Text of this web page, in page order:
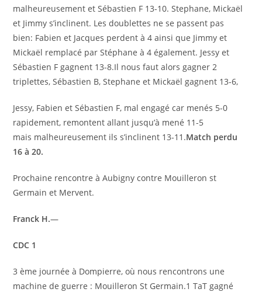
malheureusement et Sébastien F 13-10. Stephane, Mickaël
et Jimmy s’inclinent. Les doublettes ne se passent pas
bien: Fabien et Jacques perdent à 4 ainsi que Jimmy et
Mickaël remplacé par Stéphane à 4 également. Jessy et
Sébastien F gagnent 13-8.Il nous faut alors gagner 2
triplettes, Sébastien B, Stephane et Mickaël gagnent 13-6,
Jessy, Fabien et Sébastien F, mal engagé car menés 5-0
rapidement, remontent allant jusqu’à mené 11-5
mais malheureusement ils s’inclinent 13-11.Match perdu
16 à 20.
Prochaine rencontre à Aubigny contre Mouilleron st
Germain et Mervent.
Franck H.—
CDC 1
3 ème journée à Dompierre, où nous rencontrons une
machine de guerre : Mouilleron St Germain.1 TaT gagné